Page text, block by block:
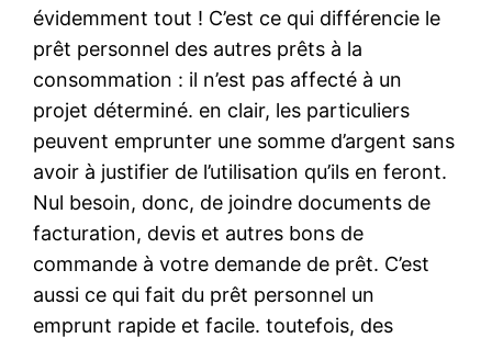
évidemment tout ! C’est ce qui différencie le
prêt personnel des autres prêts à la
consommation : il n’est pas affecté à un
projet déterminé. en clair, les particuliers
peuvent emprunter une somme d’argent sans
avoir à justifier de l’utilisation qu’ils en feront.
Nul besoin, donc, de joindre documents de
facturation, devis et autres bons de
commande à votre demande de prêt. C’est
aussi ce qui fait du prêt personnel un
emprunt rapide et facile. toutefois, des